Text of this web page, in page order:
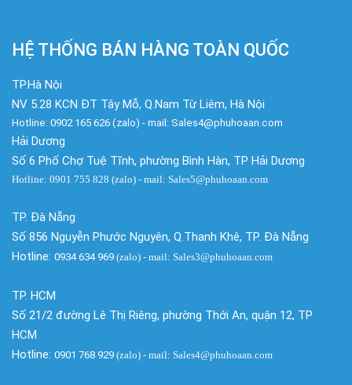
HỆ THỐNG BÁN HÀNG TOÀN QUỐC
TP.Hà Nội
NV 5.28 KCN ĐT Tây Mỗ, Q.Nam Từ Liêm, Hà Nội
Hotline: 0902 165 626 (zalo) - mail: Sales4@phuhoaan.com
Hải Dương
Số 6 Phố Chợ Tuệ Tĩnh, phường Bình Hàn, TP Hải Dương
Hotline: 0901 755 828 (zalo) - mail: Sales5@phuhoaan.com
TP. Đà Nẵng
Số 856 Nguyễn Phước Nguyên, Q.Thanh Khê, TP. Đà Nẵng
Hotline: 0934 634 969 (zalo) - mail: Sales3@phuhoaan.com
TP. HCM
Số 21/2 đường Lê Thị Riêng, phường Thới An, quận 12, TP
HCM
Hotline: 0901 768 929 (zalo) - mail: Sales4@phuhoaan.com